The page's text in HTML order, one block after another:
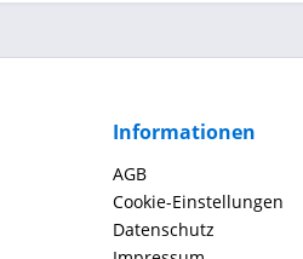
Informationen
AGB
Cookie-Einstellungen
Datenschutz